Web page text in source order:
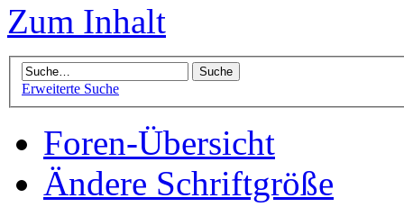
Zum Inhalt
Erweiterte Suche
Foren-Übersicht
Ändere Schriftgröße